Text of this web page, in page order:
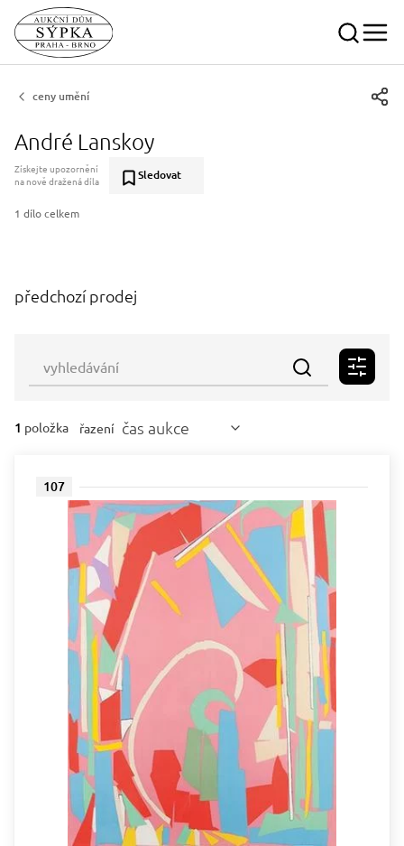
ceny umění
André Lanskoy
Získejte upozornění
na nově dražená díla
Sledovat
1 dílo celkem
předchozí prodej
1 položka řazení čas aukce
107